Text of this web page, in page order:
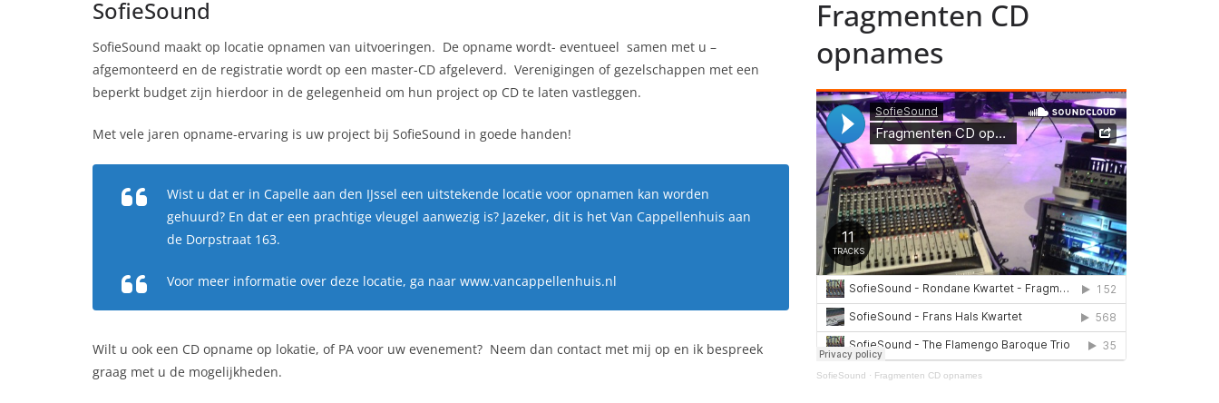
SofieSound
SofieSound maakt op locatie opnamen van uitvoeringen. De opname wordt- eventueel samen met u –
afgemonteerd en de registratie wordt op een master-CD afgeleverd. Verenigingen of gezelschappen met een
beperkt budget zijn hierdoor in de gelegenheid om hun project op CD te laten vastleggen.
Met vele jaren opname-ervaring is uw project bij SofieSound in goede handen!
Wist u dat er in Capelle aan den IJssel een uitstekende locatie voor opnamen kan worden
gehuurd? En dat er een prachtige vleugel aanwezig is? Jazeker, dit is het Van Cappellenhuis aan
de Dorpstraat 163.
Voor meer informatie over deze locatie, ga naar www.vancappellenhuis.nl
Wilt u ook een CD opname op lokatie, of PA voor uw evenement? Neem dan contact met mij op en ik bespreek
graag met u de mogelijkheden.
Fragmenten CD
opnames
SofieSound · Fragmenten CD opnames